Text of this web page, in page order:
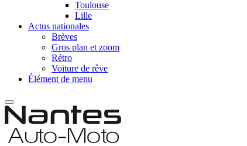
Toulouse
Lille
Actus nationales
Brèves
Gros plan et zoom
Rétro
Voiture de rêve
Élément de menu